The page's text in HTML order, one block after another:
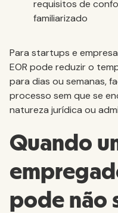
requisitos de
familiarizado
Para startups e
EOR pode reduzir o
para dias ou semanas,
processo sem que se
natureza jurídica ou
Quando
pode não